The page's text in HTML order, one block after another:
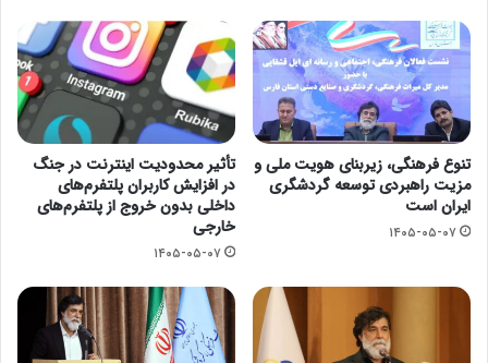
تنوع فرهنگی، زیربنای هویت ملی و
مزیت راهبردی توسعه گردشگری
ایران است
۱۴۰۵-۰۵-۰۷
تأثیر محدودیت اینترنت در جنگ
در افزایش کاربران پلتفرم‌های
داخلی بدون خروج از پلتفرم‌های
خارجی
۱۴۰۵-۰۵-۰۷